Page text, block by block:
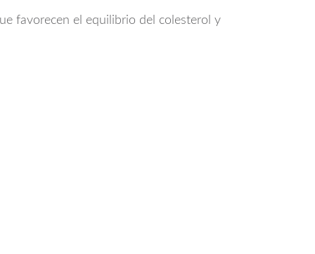
favorecen el equilibrio del colesterol y